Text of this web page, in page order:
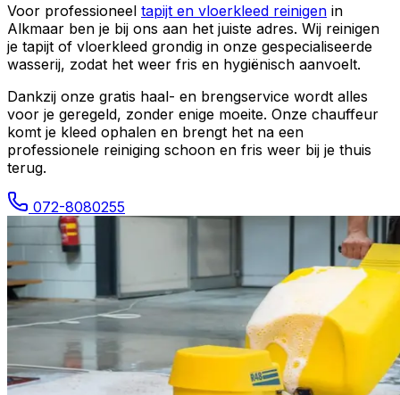
Voor professioneel tapijt en vloerkleed reinigen in
Alkmaar ben je bij ons aan het juiste adres. Wij reinigen
je tapijt of vloerkleed grondig in onze gespecialiseerde
wasserij, zodat het weer fris en hygiënisch aanvoelt.
Dankzij onze gratis haal- en brengservice wordt alles
voor je geregeld, zonder enige moeite. Onze chauffeur
komt je kleed ophalen en brengt het na een
professionele reiniging schoon en fris weer bij je thuis
terug.
072-8080255